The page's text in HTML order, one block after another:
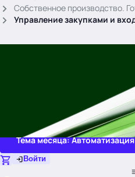
Тема месяца:
Войти
Собственное производство.
Управление закупками и